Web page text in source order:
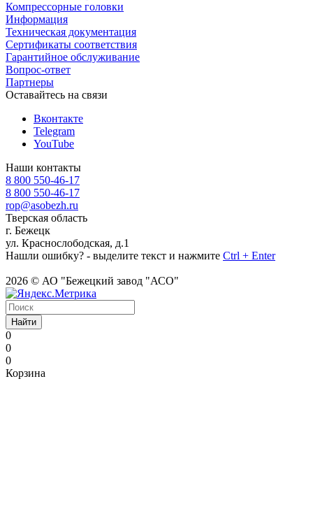
Компрессорные головки
Информация
Техническая документация
Сертификаты соответствия
Гарантийное обслуживание
Вопрос-ответ
Партнеры
Оставайтесь на связи
Вконтакте
Telegram
YouTube
Наши контакты
8 800 550-46-17
8 800 550-46-17
rop@asobezh.ru
Тверская область
г. Бежецк
ул. Краснослободская, д.1
Нашли ошибку? - выделите текст и нажмите Ctrl + Enter
2026 © АО "Бежецкий завод "АСО"
Найти
0
0
0
Корзина